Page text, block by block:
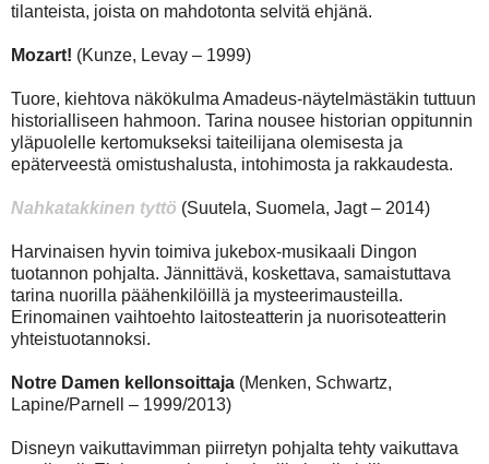
tilanteista, joista on mahdotonta selvitä ehjänä.
Mozart! (Kunze, Levay – 1999)
Tuore, kiehtova näkökulma Amadeus-näytelmästäkin tuttuun
historialliseen hahmoon. Tarina nousee historian oppitunnin
yläpuolelle kertomukseksi taiteilijana olemisesta ja
epäterveestä omistushalusta, intohimosta ja rakkaudesta.
Nahkatakkinen tyttö (Suutela, Suomela, Jagt – 2014)
Harvinaisen hyvin toimiva jukebox-musikaali Dingon
tuotannon pohjalta. Jännittävä, koskettava, samaistuttava
tarina nuorilla päähenkilöillä ja mysteerimausteilla.
Erinomainen vaihtoehto laitosteatterin ja nuorisoteatterin
yhteistuotannoksi.
Notre Damen kellonsoittaja (Menken, Schwartz,
Lapine/Parnell – 1999/2013)
Disneyn vaikuttavimman piirretyn pohjalta tehty vaikuttava